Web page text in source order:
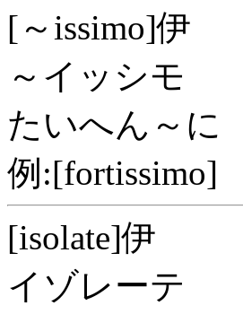
[～issimo]伊
～イッシモ
たいへん～に
例:[fortissimo]
[isolate]伊
イゾレーテ